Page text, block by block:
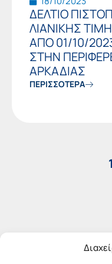
ΔΕΛΤΙΟ
ΛΙΑΝΙΚΗΣ
ΑΠΟ 01/10/
ΣΤΗΝ
ΑΡΚΑΔΙΑΣ
ΠΕΡΙΣΣΟΤΕΡΑ
1